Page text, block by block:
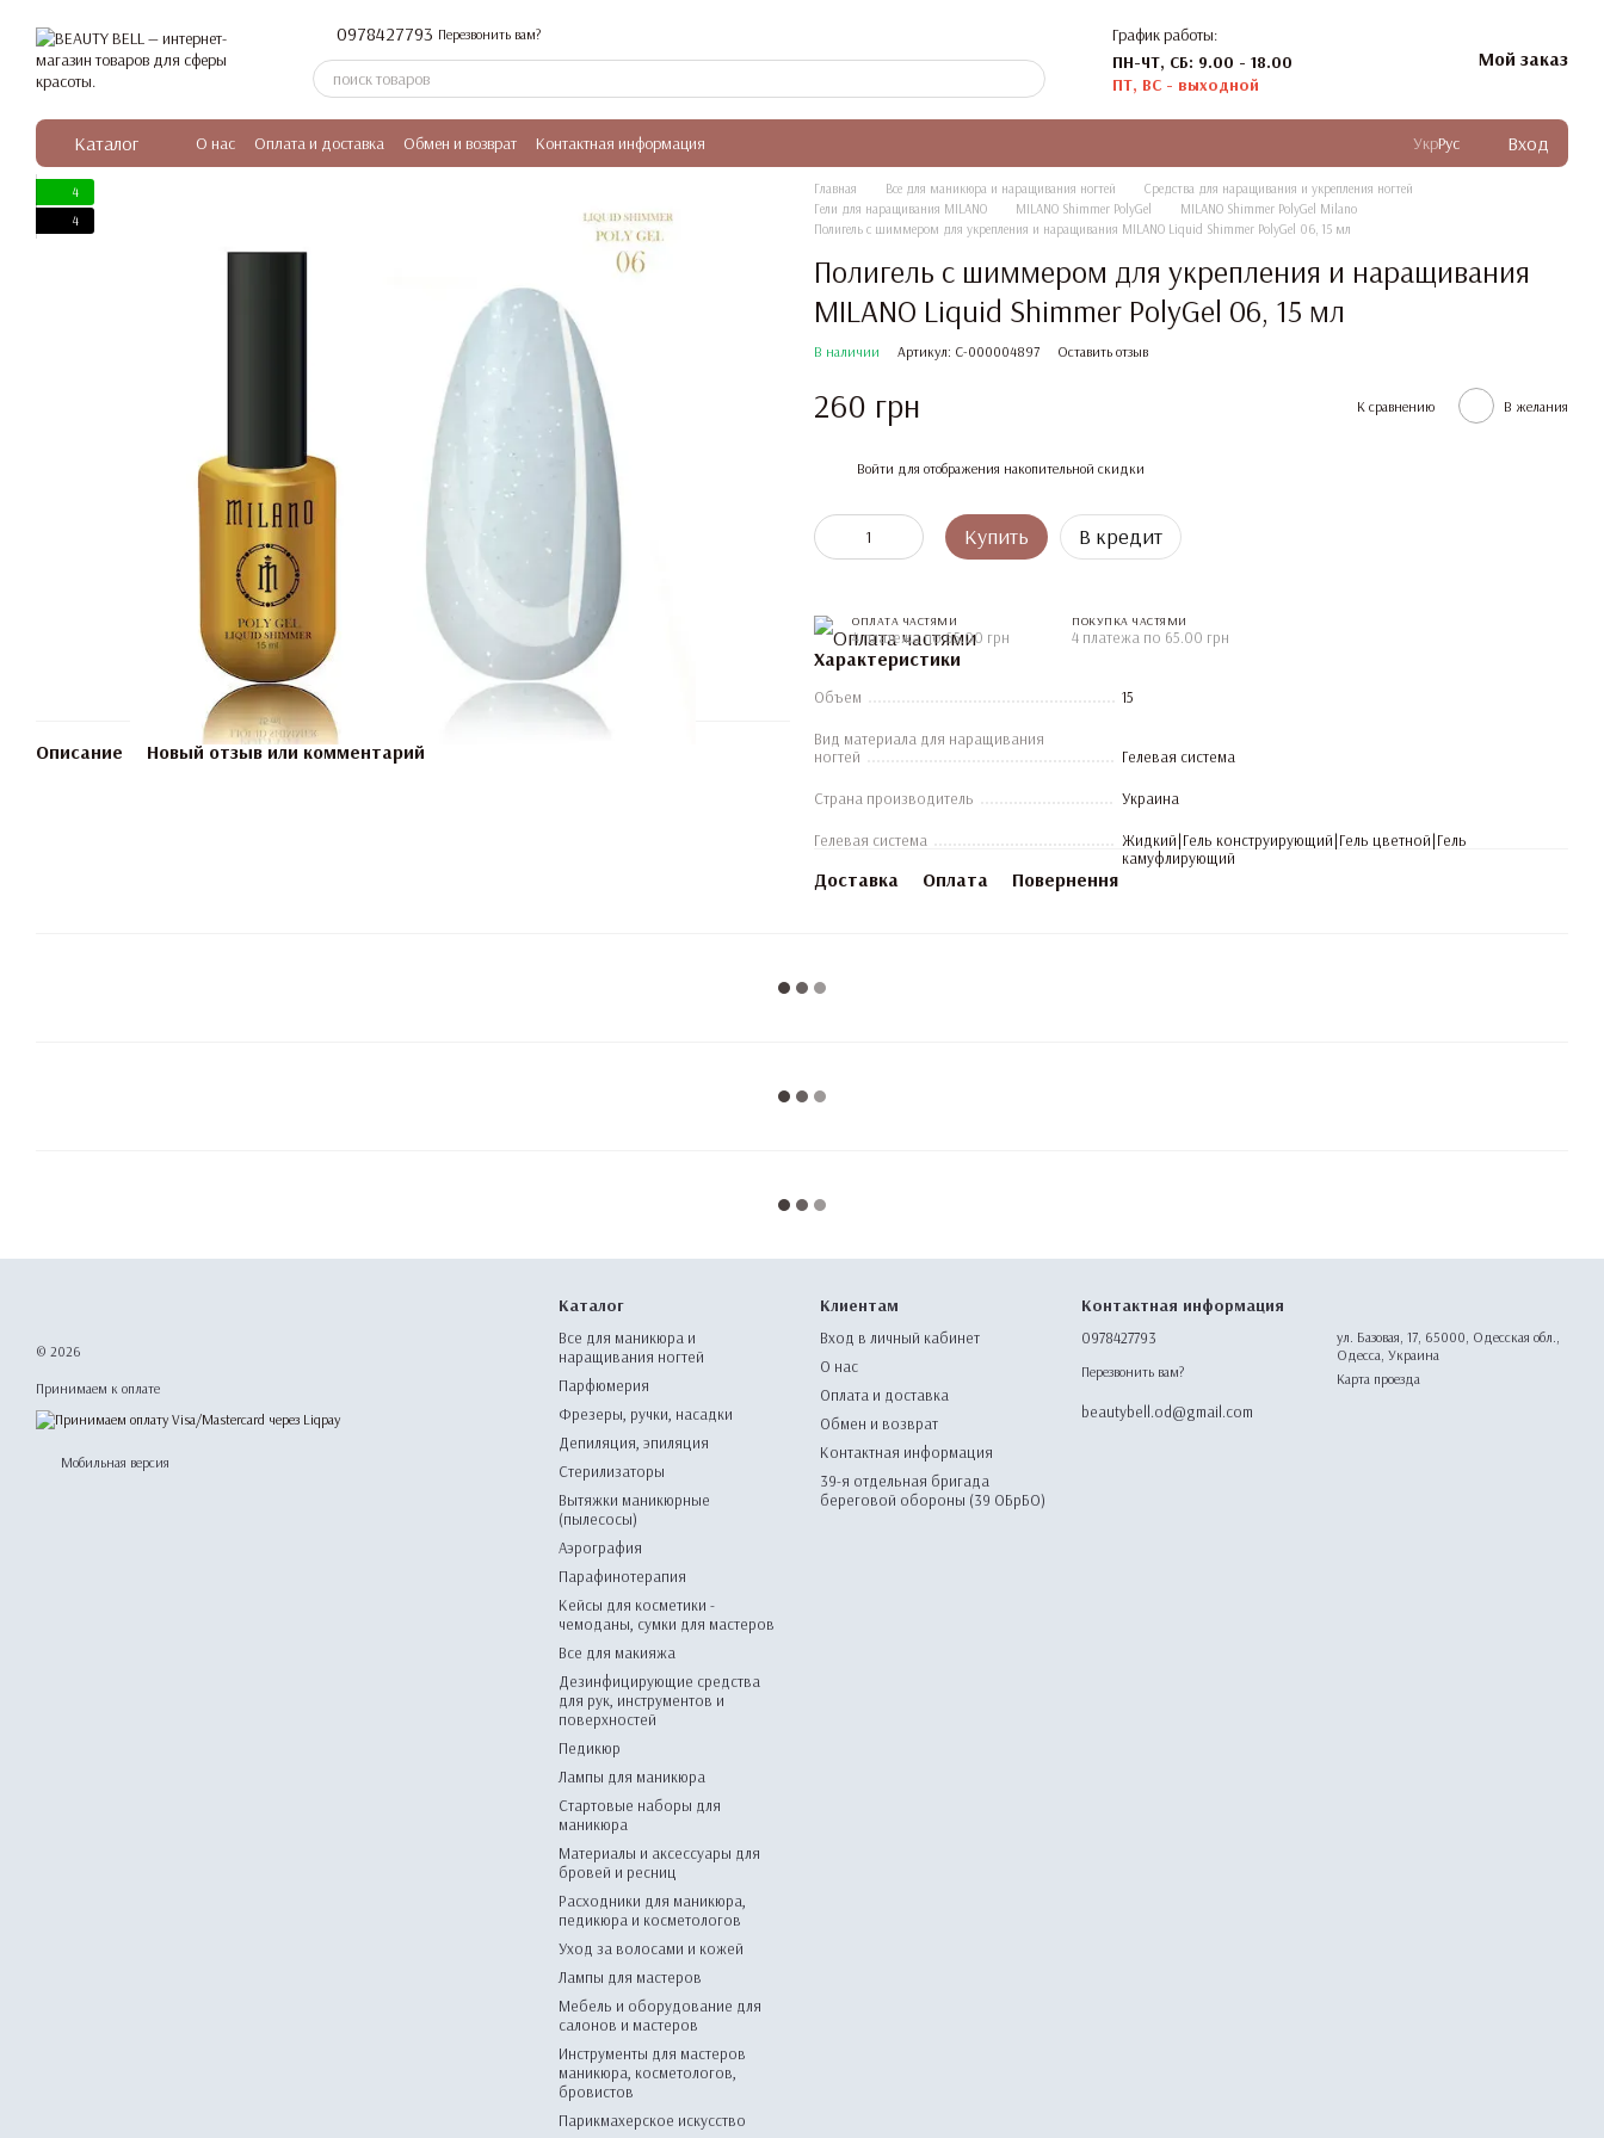
0978427793 Перезвонить вам?
График работы:
ПН-ЧТ, СБ: 9.00 - 18.00
ПТ, ВС - выходной
Мой заказ
Каталог О нас Оплата и доставка Обмен и возврат Контактная информация УкрРус Вход
4
4
Описание Новый отзыв или комментарий
Главная Все для маникюра и наращивания ногтей
Средства для наращивания и укрепления ногтей
Гели для наращивания MILANO
MILANO Shimmer PolyGel
MILANO Shimmer PolyGel Milano
Полигель с шиммером для укрепления и наращивания MILANO Liquid Shimmer PolyGel 06, 15 мл
Полигель с шиммером для укрепления и наращивания
MILANO Liquid Shimmer PolyGel 06, 15 мл
В наличии Артикул: C-000004897 Оставить отзыв
260 грн К сравнению В желания
Войти для отображения накопительной скидки
Купить В кредит
ОПЛАТА ЧАСТЯМИ
4 платежа по 65.00 грн
ПОКУПКА ЧАСТЯМИ
4 платежа по 65.00 грн
Характеристики
Объем 15
Вид материала для наращивания
ногтей
Гелевая система
Страна производитель Украина
Гелевая система
Жидкий|Гель конструирующий|Гель цветной|Гель
камуфлирующий
Доставка Оплата Повернення
© 2026
Принимаем к оплате
Мобильная версия
Каталог
Все для маникюра и
наращивания ногтей
Парфюмерия
Фрезеры, ручки, насадки
Депиляция, эпиляция
Стерилизаторы
Вытяжки маникюрные
(пылесосы)
Аэрография
Парафинотерапия
Кейсы для косметики -
чемоданы, сумки для мастеров
Все для макияжа
Дезинфицирующие средства
для рук, инструментов и
поверхностей
Педикюр
Лампы для маникюра
Стартовые наборы для
маникюра
Материалы и аксессуары для
бровей и ресниц
Расходники для маникюра,
педикюра и косметологов
Уход за волосами и кожей
Лампы для мастеров
Мебель и оборудование для
салонов и мастеров
Инструменты для мастеров
маникюра, косметологов,
бровистов
Парикмахерское искусство
Клиентам
Вход в личный кабинет
О нас
Оплата и доставка
Обмен и возврат
Контактная информация
39-я отдельная бригада
береговой обороны (39 ОБрБО)
Контактная информация
0978427793
Перезвонить вам?
beautybell.od@gmail.com
ул. Базовая, 17, 65000, Одесская обл.,
Одесса, Украина
Карта проезда